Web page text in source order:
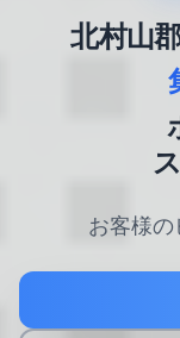
北村山
お客様